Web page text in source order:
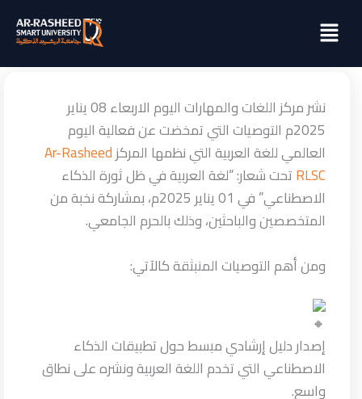
Menu
نشر مركز اللغات والمهارات اليوم الاربعاء 08 يناير
2025م التوصيات التي تمخضت عن فعالية اليوم
العالمي للغة العربية التي نظمها المركزAr-Rasheed
RLSCتحت شعار: “لغة العربية في ظل ثورة الذكاء
الاصطناعي” في 01 يناير 2025م، بمشاركة نخبة من
المتخصصين والباحثين، وذلك بالحرم الجامعي.
ومنأهم التوصيات المنبثقة كالآتي:
إصدار دليل إرشادي مبسط حول تطبيقات الذكاء
الاصطناعي التي تخدم اللغة العربية ونشره على نطاق
واسع.